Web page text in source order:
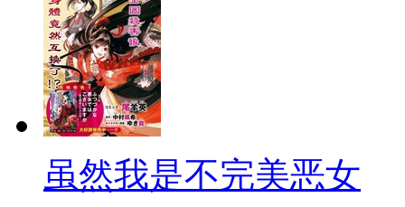
虽然我是不完美恶女